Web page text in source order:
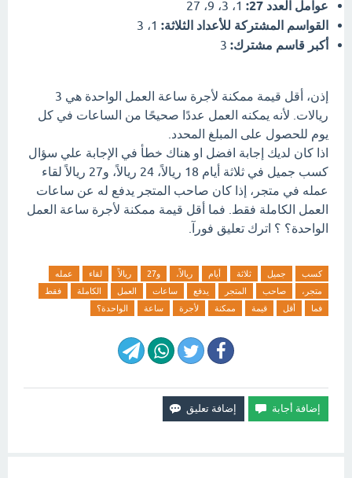
عوامل العدد 27:
القواسم المشتركة للأعداد الثلاثة:
أكبر قاسم مشترك:
إذن، أقل قيمة ممكنة لأجرة ساعة العمل الواحدة هي 3
ريالات. لأنه يمكنه العمل عددًا صحيحًا من الساعات في كل
يوم للحصول على المبلغ المحدد.
اذا كان لديك إجابة افضل او هناك خطأ في الإجابة علي سؤال
كسب جميل في ثلاثة أيام 18 ريالاً، 24 ريالاً، و27 ريالاً لقاء
عمله في متجر، إذا كان صاحب المتجر يدفع له عن ساعات
العمل الكاملة فقط. فما أقل قيمة ممكنة لأجرة ساعة العمل
الواحدة؟ ؟ اترك تعليق فورآ.
كسب جميل ثلاثة أيام ريالاً، و27 ريالاً لقاء
عمله
متجر،
صاحب المتجر يدفع ساعات العمل الكاملة
فقط
فما
أقل قيمة ممكنة لأجرة ساعة الواحدة؟